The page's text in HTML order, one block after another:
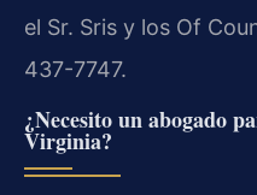
el Sr. Sris y los Of
437-7747.
¿Necesito un abogado
Virginia?